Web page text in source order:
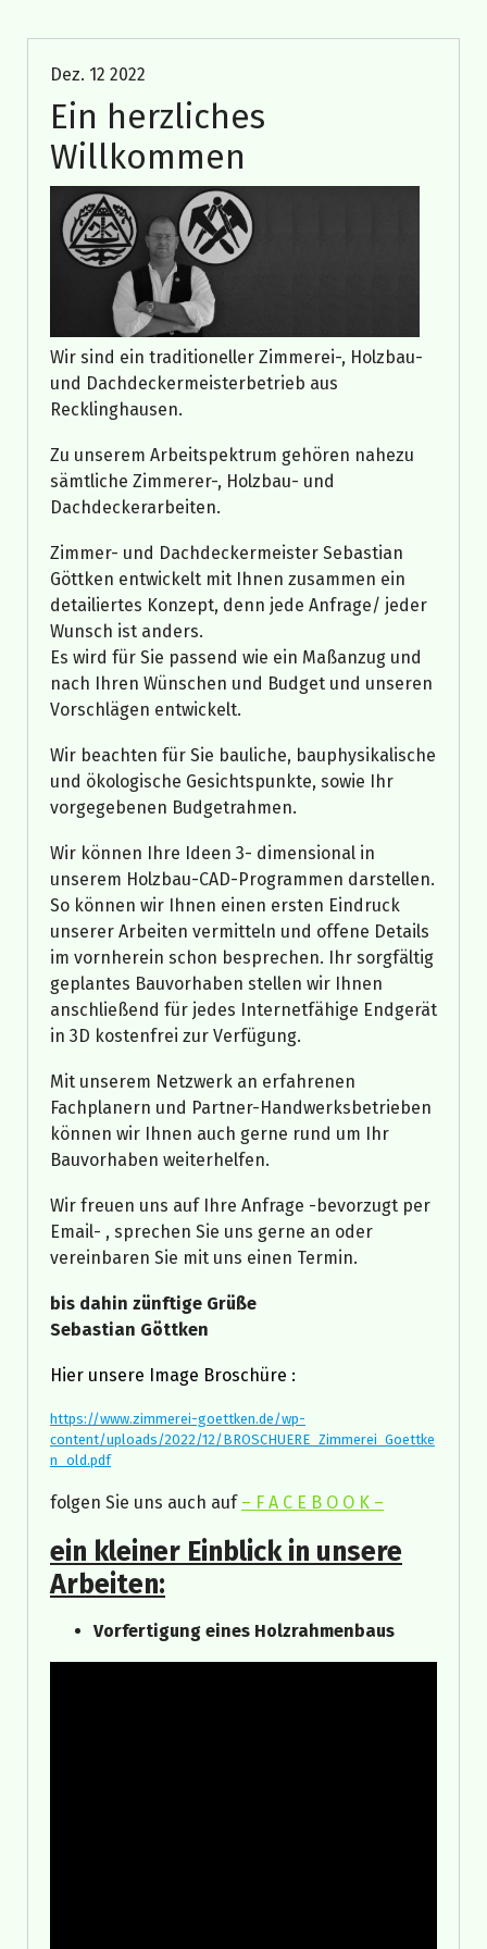
Dez. 12 2022
Ein herzliches
Willkommen
Wir sind ein traditioneller Zimmerei-, Holzbau-
und Dachdeckermeisterbetrieb aus
Recklinghausen.
Zu unserem Arbeitspektrum gehören nahezu
sämtliche Zimmerer-, Holzbau- und
Dachdeckerarbeiten.
Zimmer- und Dachdeckermeister Sebastian
Göttken entwickelt mit Ihnen zusammen ein
detailiertes Konzept, denn jede Anfrage/ jeder
Wunsch ist anders.
Es wird für Sie passend wie ein Maßanzug und
nach Ihren Wünschen und Budget und unseren
Vorschlägen entwickelt.
Wir beachten für Sie bauliche, bauphysikalische
und ökologische Gesichtspunkte, sowie Ihr
vorgegebenen Budgetrahmen.
Wir können Ihre Ideen 3- dimensional in
unserem Holzbau-CAD-Programmen darstellen.
So können wir Ihnen einen ersten Eindruck
unserer Arbeiten vermitteln und offene Details
im vornherein schon besprechen. Ihr sorgfältig
geplantes Bauvorhaben stellen wir Ihnen
anschließend für jedes Internetfähige Endgerät
in 3D kostenfrei zur Verfügung.
Mit unserem Netzwerk an erfahrenen
Fachplanern und Partner-Handwerksbetrieben
können wir Ihnen auch gerne rund um Ihr
Bauvorhaben weiterhelfen.
Wir freuen uns auf Ihre Anfrage -bevorzugt per
Email- , sprechen Sie uns gerne an oder
vereinbaren Sie mit uns einen Termin.
bis dahin zünftige Grüße
Sebastian Göttken
Hier unsere Image Broschüre :
https://www.zimmerei-goettken.de/wp-
content/uploads/2022/12/BROSCHUERE_Zimmerei_Goettke
n_old.pdf
folgen Sie uns auch auf – F A C E B O O K –
ein kleiner Einblick in unsere
Arbeiten:
Vorfertigung eines Holzrahmenbaus